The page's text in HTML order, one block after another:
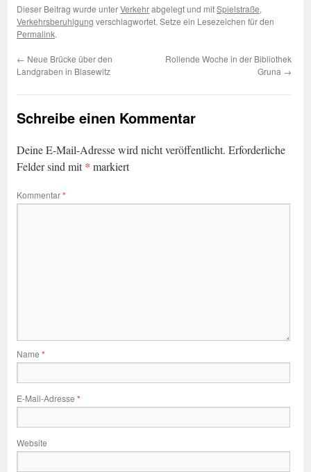
Dieser Beitrag wurde unterVerkehrabgelegt und mitSpielstraße,
Verkehrsberuhigung verschlagwortet. Setze ein Lesezeichen für den
Permalink.
← Neue Brücke über den
Landgraben in Blasewitz
Rollende Woche in der Bibliothek
Gruna →
Schreibe einen Kommentar
Deine E-Mail-Adresse wird nicht veröffentlicht. Erforderliche
Felder sind mit* markiert
Kommentar*
Name *
E-Mail-Adresse *
Website